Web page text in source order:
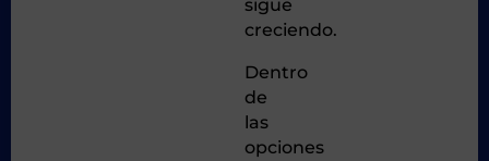
sigue
creciendo.
Dentro
de
las
opciones